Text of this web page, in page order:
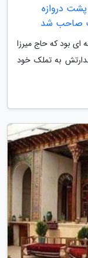
دروازه
صاحب شد
و دیه و مزرعه ای بود که حاج میرزا
به تملک خود